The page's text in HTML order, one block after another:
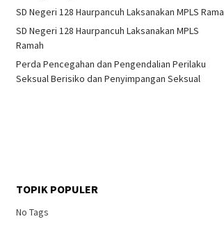
SD Negeri 128 Haurpancuh Laksanakan MPLS Rama
SD Negeri 128 Haurpancuh Laksanakan MPLS
Ramah
Perda Pencegahan dan Pengendalian Perilaku
Seksual Berisiko dan Penyimpangan Seksual
TOPIK POPULER
No Tags